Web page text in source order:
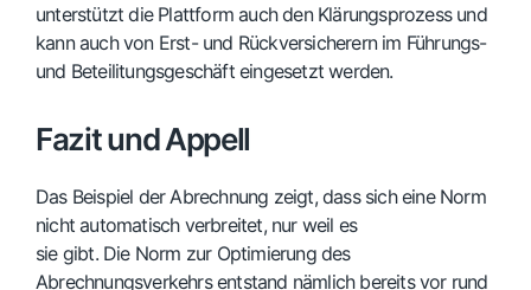
unterstützt die Plattform auch den Klärungsprozess und
kann auch von Erst- und Rückversicherern im Führungs-
und Beteilitungsgeschäft eingesetzt werden.
Fazit und Appell
Das Beispiel der Abrechnung zeigt, dass sich eine Norm
nicht automatisch verbreitet, nur weil es
sie gibt. Die Norm zur Optimierung des
Abrechnungsverkehrs entstand nämlich bereits vor rund